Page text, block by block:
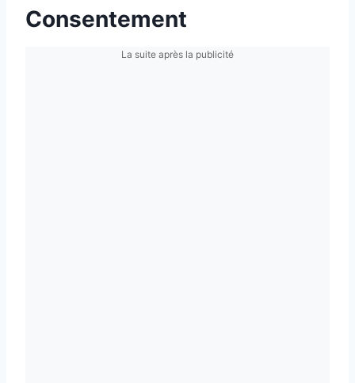
Consentement
La suite après la publicité